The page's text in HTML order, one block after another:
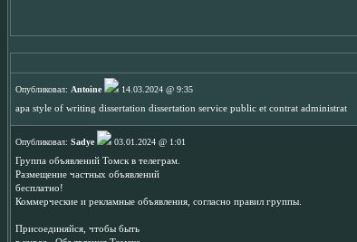
Опубликовал: Antoine
14.03.2024 @ 9:35
apa style of writing dissertation dissertation service public et contrat administrat
Опубликовал: Sadye
03.01.2024 @ 1:01
Группа объявлений Томск в телеграм.
Размещение частных объявлений
бесплатно!
Коммерческие и рекламные объявления, согласно правил группы.
Присоединяйся, чтобы быть